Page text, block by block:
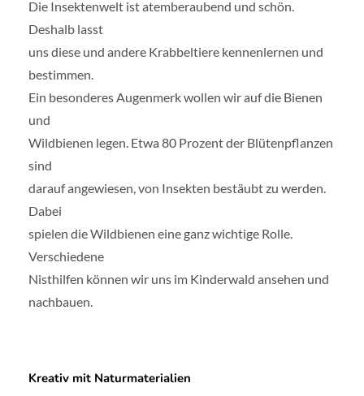
Die Insektenwelt ist atemberaubend und schön.
Deshalb lasst
uns diese und andere Krabbeltiere kennenlernen und
bestimmen.
Ein besonderes Augenmerk wollen wir auf die Bienen
und
Wildbienen legen. Etwa 80 Prozent der Blütenpflanzen
sind
darauf angewiesen, von Insekten bestäubt zu werden.
Dabei
spielen die Wildbienen eine ganz wichtige Rolle.
Verschiedene
Nisthilfen können wir uns im Kinderwald ansehen und
nachbauen.
Kreativ mit Naturmaterialien